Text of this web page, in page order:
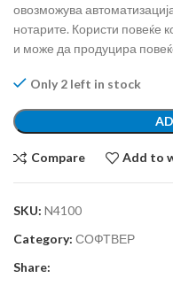
овозможува
нотарите. Користи повеќе
и може да продуцира
Only 2 left in stock
Compare Add to
SKU: N4100
Category: СОФТВЕР
Share: